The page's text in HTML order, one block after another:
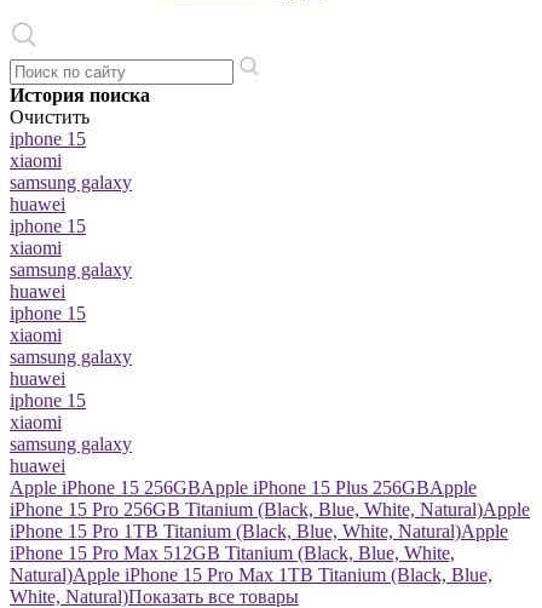
История поиска
Очистить
iphone 15
xiaomi
samsung galaxy
huawei
iphone 15
xiaomi
samsung galaxy
huawei
iphone 15
xiaomi
samsung galaxy
huawei
iphone 15
xiaomi
samsung galaxy
huawei
Apple iPhone 15 256GBApple iPhone 15 Plus 256GBApple
iPhone 15 Pro 256GB Titanium (Black, Blue, White, Natural)Apple
iPhone 15 Pro 1TB Titanium (Black, Blue, White, Natural)Apple
iPhone 15 Pro Max 512GB Titanium (Black, Blue, White,
Natural)Apple iPhone 15 Pro Max 1TB Titanium (Black, Blue,
White, Natural)Показать все товары